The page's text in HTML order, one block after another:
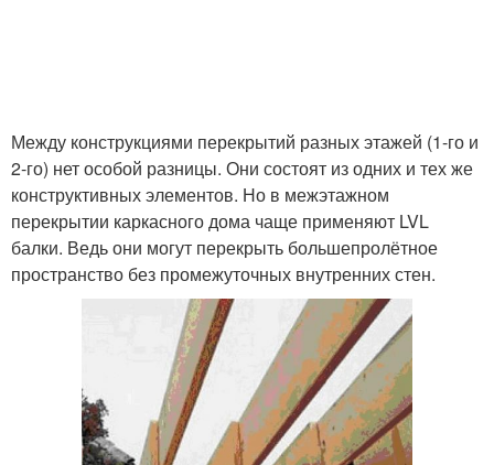
Между конструкциями перекрытий разных этажей (1-го и
2-го) нет особой разницы. Они состоят из одних и тех же
конструктивных элементов. Но в межэтажном
перекрытии каркасного дома чаще применяют LVL
балки. Ведь они могут перекрыть большепролётное
пространство без промежуточных внутренних стен.